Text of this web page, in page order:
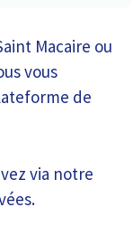
Macaire ou
vous
de
via notre